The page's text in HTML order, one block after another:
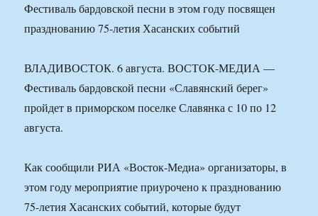
Фестиваль бардовской песни в этом году посвящен
празднованию 75-летия Хасанских событий
ВЛАДИВОСТОК. 6 августа. ВОСТОК-МЕДИА —
Фестиваль бардовской песни «Славянский берег»
пройдет в приморском поселке Славянка с 10 по 12
августа.
Как сообщили РИА «Восток-Медиа» организаторы, в
этом году мероприятие приурочено к празднованию
75-летия Хасанских событий, которые будут